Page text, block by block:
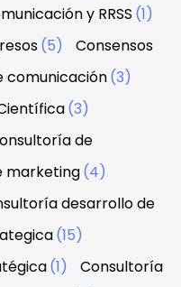
y RRSS (1)
(5)
Consensos
comunicación(3)
(3)
de
marketing(4)
desarrollo de
(15)
(1)
Consultoría